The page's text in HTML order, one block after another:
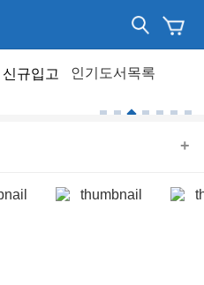
신규입고
+